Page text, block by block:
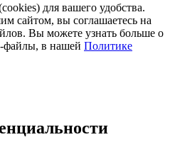
для вашего удобства.
сайтом, вы соглашаетесь на
Вы можете узнать больше о
файлы, в нашей Политике